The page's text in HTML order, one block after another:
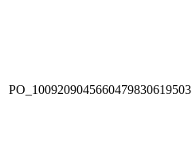
PO_1009209045660479830619503